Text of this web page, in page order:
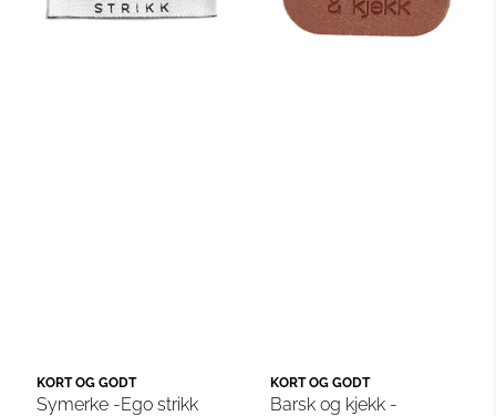
KORT OG GODT
Symerke -Ego strikk
KORT OG GODT
Barsk og kjekk -